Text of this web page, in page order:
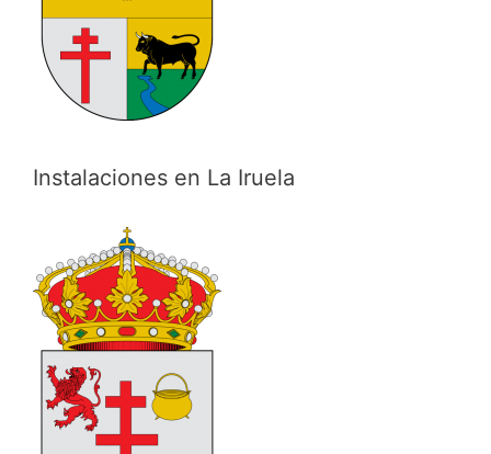
Instalaciones en La Iruela